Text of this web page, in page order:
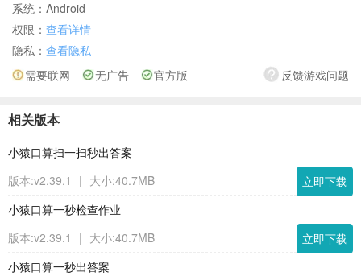
系统： Android
权限： 查看详情
隐私： 查看隐私
反馈游戏问题
需要联网 无广告 官方版
相关版本
小猿口算扫一扫秒出答案
版本:v2.39.1
| 大小:40.7MB
立即下载
小猿口算一秒检查作业
版本:v2.39.1
| 大小:40.7MB
立即下载
小猿口算一秒出答案